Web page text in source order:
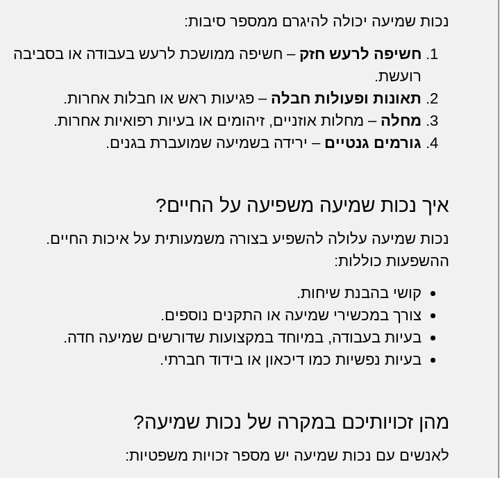
נכות שמיעה יכולה להיגרם ממספר סיבות:
חשיפה לרעש חזק – חשיפה ממושכת לרעש בעבודה או בסביבה
רועשת.
תאונות ופעולות חבלה – פגיעות ראש או חבלות אחרות.
מחלה – מחלות אוזניים, זיהומים או בעיות רפואיות אחרות.
גורמים גנטיים – ירידה בשמיעה שמועברת בגנים.
איך נכות שמיעה משפיעה על החיים?
נכות שמיעה עלולה להשפיע בצורה משמעותית על איכות החיים.
ההשפעות כוללות:
קושי בהבנת שיחות.
צורך במכשירי שמיעה או התקנים נוספים.
בעיות בעבודה, במיוחד במקצועות שדורשים שמיעה חדה.
בעיות נפשיות כמו דיכאון או בידוד חברתי.
מהן זכויותיכם במקרה של נכות שמיעה?
לאנשים עם נכות שמיעה יש מספר זכויות משפטיות: